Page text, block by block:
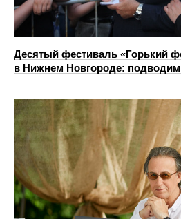
Десятый фестиваль «Горький
в Нижнем Новгороде: подводим